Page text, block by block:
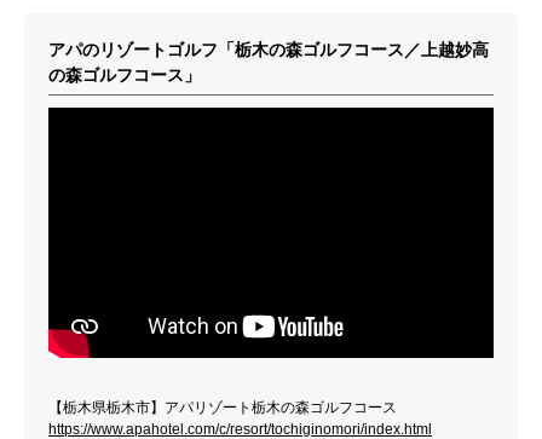
アパのリゾートゴルフ「栃木の森ゴルフコース／上越妙高
の森ゴルフコース」
【栃木県栃木市】アパリゾート栃木の森ゴルフコース
https://www.apahotel.com/c/resort/tochiginomori/index.html